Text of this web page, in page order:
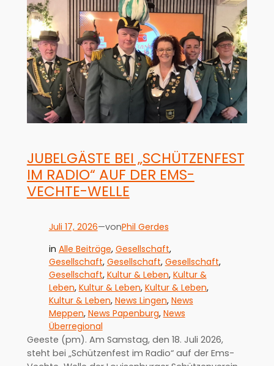
JUBELGÄSTE BEI „SCHÜTZENFEST
IM RADIO“ AUF DER EMS-
VECHTE-WELLE
Juli 17, 2026—vonPhil Gerdes
in Alle Beiträge, Gesellschaft,
Gesellschaft, Gesellschaft, Gesellschaft,
Gesellschaft, Kultur & Leben, Kultur &
Leben, Kultur & Leben, Kultur & Leben,
Kultur & Leben, News Lingen, News
Meppen, News Papenburg, News
Überregional
Geeste (pm). Am Samstag, den 18. Juli 2026,
steht bei „Schützenfest im Radio“ auf der Ems-